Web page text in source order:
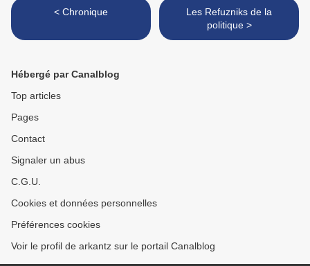
< Chronique
Les Refuzniks de la
politique >
Hébergé par Canalblog
Top articles
Pages
Contact
Signaler un abus
C.G.U.
Cookies et données personnelles
Préférences cookies
Voir le profil de arkantz sur le portail Canalblog